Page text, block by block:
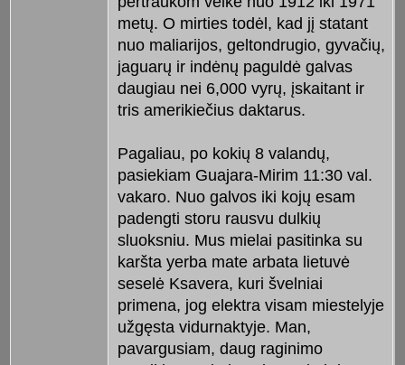
metų. O mirties todėl, kad jį statant
nuo maliarijos, geltondrugio, gyvačių,
jaguarų ir indėnų paguldė galvas
daugiau nei 6,000 vyrų, įskaitant ir
tris amerikiečius daktarus.
Pagaliau, po kokių 8 valandų,
pasiekiam Guajara-Mirim 11:30 val.
vakaro. Nuo galvos iki kojų esam
padengti storu rausvu dulkių
sluoksniu. Mus mielai pasitinka su
karšta yerba mate arbata lietuvė
seselė Ksavera, kuri švelniai
primena, jog elektra visam miestelyje
užgęsta vidurnaktyje. Man,
pavargusiam, daug raginimo